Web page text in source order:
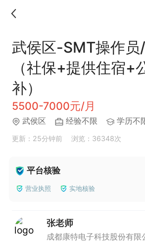
武侯区-SMT操作员
（社保+提供住宿+
补）
5500-7000元/月
武侯区 经验不限 学历不
更新：25分钟前 浏览：36348次
平台核验
营业执照 实地核验
张老师
成都康特电子科技股份有限